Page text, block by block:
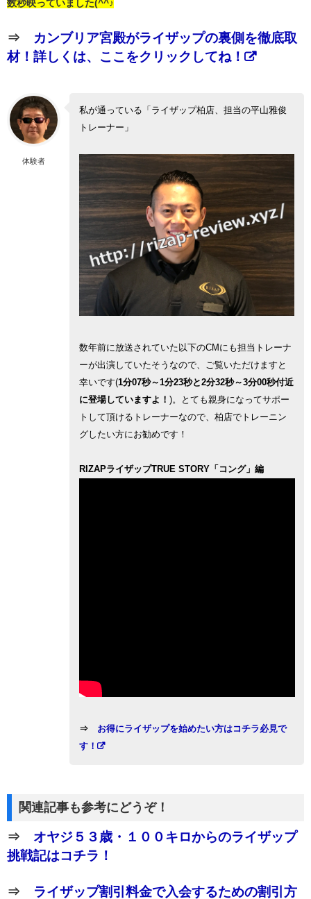
数秒映っていました(^^♪
⇒ カンブリア宮殿がライザップの裏側を徹底取
材！詳しくは、ここをクリックしてね！
体験者
私が通っている「ライザップ柏店、担当の平山雅俊
トレーナー」
数年前に放送されていた以下のCMにも担当トレーナ
ーが出演していたそうなので、ご覧いただけますと
幸いです(1分07秒～1分23秒と2分32秒～3分00秒付近
に登場していますよ！ )。とても親身になってサポー
トして頂けるトレーナーなので、柏店でトレーニン
グしたい方にお勧めです！
RIZAPライザップTRUE STORY「コング」編
⇒
お得にライザップを始めたい方はコチラ必見で
す！
関連記事も参考にどうぞ！
⇒ オヤジ５３歳・１００キロからのライザップ
挑戦記はコチラ！
⇒ ライザップ割引料金で入会するための割引方